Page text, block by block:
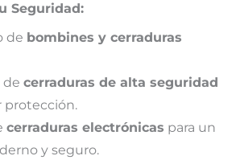
Seguridad:
de bombines y cerraduras
de cerraduras de alta seguridad
protección.
cerraduras electrónicas para un
y seguro.